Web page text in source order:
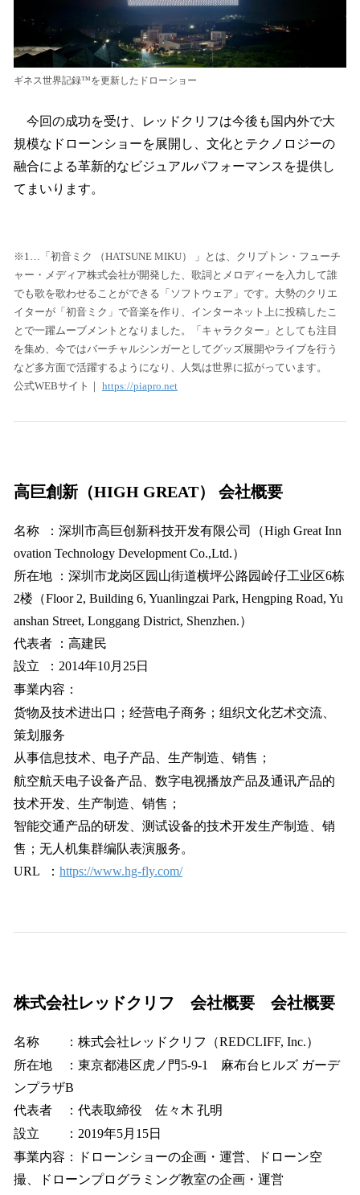
ギネス世界記録™を更新したドローショー
今回の成功を受け、レッドクリフは今後も国内外で大
規模なドローンショーを展開し、文化とテクノロジーの
融合による革新的なビジュアルパフォーマンスを提供し
てまいります。
※1…「初音ミク （HATSUNE MIKU） 」とは、クリプトン・フューチ
ャー・メディア株式会社が開発した、歌詞とメロディーを入力して誰
でも歌を歌わせることができる「ソフトウェア」です。大勢のクリエ
イターが「初音ミク」で音楽を作り、インターネット上に投稿したこ
とで一躍ムーブメントとなりました。「キャラクター」としても注目
を集め、今ではバーチャルシンガーとしてグッズ展開やライブを行う
など多方面で活躍するようになり、人気は世界に拡がっています。
公式WEBサイト｜ https://piapro.net
高巨創新（HIGH GREAT） 会社概要
名称 ：深圳市高巨创新科技开发有限公司（High Great Inn
ovation Technology Development Co.,Ltd.）
所在地 ：深圳市龙岗区园山街道横坪公路园岭仔工业区6栋
2楼（Floor 2, Building 6, Yuanlingzai Park, Hengping Road, Yu
anshan Street, Longgang District, Shenzhen.）
代表者 ：高建民
設立 ：2014年10月25日
事業内容：
货物及技术进出口；经营电子商务；组织文化艺术交流、
策划服务
从事信息技术、电子产品、生产制造、销售；
航空航天电子设备产品、数字电视播放产品及通讯产品的
技术开发、生产制造、销售；
智能交通产品的研发、测试设备的技术开发生产制造、销
售；无人机集群编队表演服务。
URL ： https://www.hg-fly.com/
株式会社レッドクリフ 会社概要 会社概要
名称 ：株式会社レッドクリフ（REDCLIFF, Inc.）
所在地 ：東京都港区虎ノ門5-9-1 麻布台ヒルズ ガーデ
ンプラザB
代表者 ：代表取締役 佐々木 孔明
設立 ：2019年5月15日
事業内容：ドローンショーの企画・運営、ドローン空
撮、ドローンプログラミング教室の企画・運営